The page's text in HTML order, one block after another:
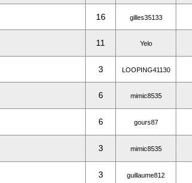
16 gilles35133
11 Yelo
3 LOOPING41130
6 mimic8535
6 gours87
3 mimic8535
3 guillaume812